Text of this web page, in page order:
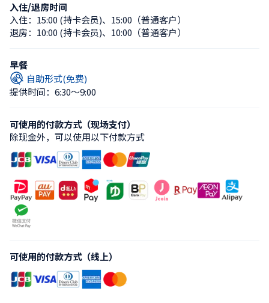
入住/退房时间
入住： 15:00 (持卡会员)、 15:00（普通客户）
退房： 10:00 (持卡会员)、 10:00（普通客户）
早餐
自助形式(免费)
提供时间：6:30〜9:00
可使用的付款方式（现场支付）
除现金外，可以使用以下付款方式
可使用的付款方式（线上）